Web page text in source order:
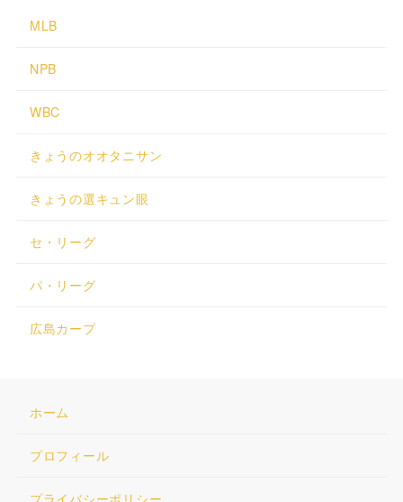
MLB
NPB
WBC
きょうのオオタニサン
きょうの選キュン眼
セ・リーグ
パ・リーグ
広島カープ
ホーム
プロフィール